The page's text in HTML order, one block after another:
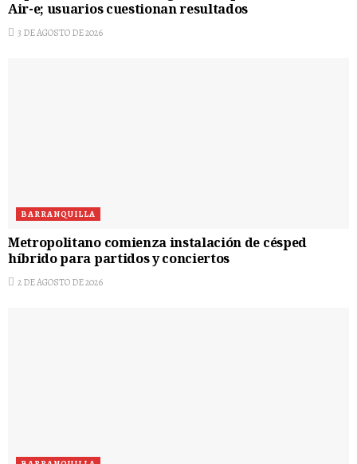
Air-e; usuarios cuestionan resultados
3 DE AGOSTO DE 2026
BARRANQUILLA
Metropolitano comienza instalación de césped
híbrido para partidos y conciertos
2 DE AGOSTO DE 2026